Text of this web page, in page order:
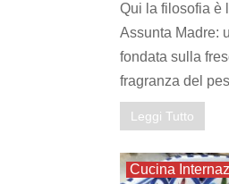
Qui la filosofia è
Assunta Madre:
fondata sulla
fragranza del
Leggi Tutto
Cucina